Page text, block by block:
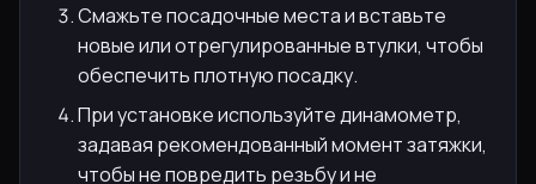
Смажьте посадочные места и вставьте
новые или отрегулированные втулки, чтобы
обеспечить плотную посадку.
При установке используйте динамометр,
задавая рекомендованный момент затяжки,
чтобы не повредить резьбу и не